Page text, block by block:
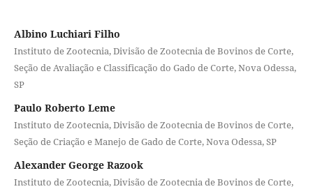
Albino Luchiari Filho
Instituto de Zootecnia, Divisão de Zootecnia de Bovinos de Corte,
Seção de Avaliação e Classificação do Gado de Corte, Nova Odessa,
SP
Paulo Roberto Leme
Instituto de Zootecnia, Divisão de Zootecnia de Bovinos de Corte,
Seção de Criação e Manejo de Gado de Corte, Nova Odessa, SP
Alexander George Razook
Instituto de Zootecnia, Divisão de Zootecnia de Bovinos de Corte,